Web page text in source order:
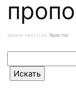
храмы иркутска Христос